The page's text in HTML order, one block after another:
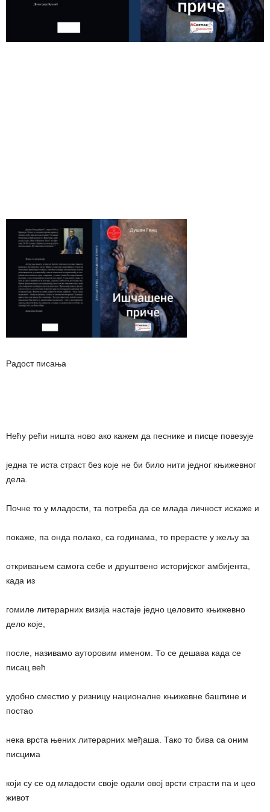
Радост писања
Нећу рећи ништа ново ако кажем да песнике и писце повезује
једна те иста страст без које не би било нити једног књижевног
дела.
Почне то у младости, та потреба да се млада личност искаже и
покаже, па онда полако, са годинама, то прерасте у жељу за
откривањем самога себе и друштвено историјског амбијента,
када из
гомиле литерарних визија настаје једно целовито књижевно
дело које,
после, називамо ауторовим именом. То се дешава када се
писац већ
удобно сместио у ризницу националне књижевне баштине и
постао
нека врста њених литерарних међаша. Тако то бива са оним
писцима
који су се од младости своје одали овој врсти страсти па и цео
живот